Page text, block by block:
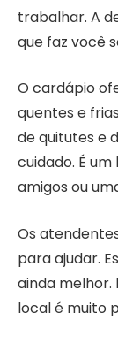
trabalhar. A
que faz você
O cardápio
quentes e
de quitutes e
cuidado. É
amigos ou
Os
para ajudar.
ainda melhor.
local é muito